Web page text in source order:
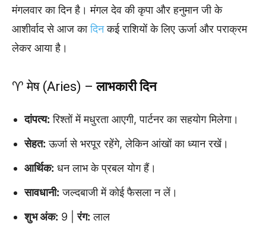
मंगलवार का दिन है। मंगल देव की कृपा और हनुमान जी के
आशीर्वाद से आज कादिनकई राशियों के लिए ऊर्जा और पराक्रम
लेकर आया है।
♈ मेष (Aries) –लाभकारी दिन
दांपत्य: रिश्तों में मधुरता आएगी, पार्टनर का सहयोग मिलेगा।
सेहत: ऊर्जा से भरपूर रहेंगे, लेकिन आंखों का ध्यान रखें।
आर्थिक: धन लाभ के प्रबल योग हैं।
सावधानी: जल्दबाजी में कोई फैसला न लें।
शुभ अंक: 9 |रंग: लाल